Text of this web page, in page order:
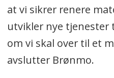
at vi sikrer renere
utvikler nye tjenester
om vi skal over til et
avslutter Brønmo.